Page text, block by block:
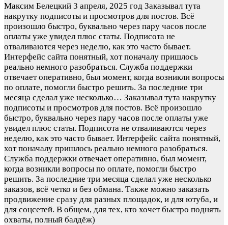
Максим Белецкий 3 апреля, 2025 год Заказывал тута
накрутку подписоты и просмотров для постов. Всё
произошло быстро, буквально через пару часов после
оплаты уже увидел плюс статы. Подписота не
отваливаются через неделю, как это часто бывает.
Интерфейс сайта понятный, хот поначалу пришлось
реально немного разобраться. Служба поддержки
отвечает оперативно, был момент, когда возникли вопросы
по оплате, помогли быстро решить. За последние три
месяца сделал уже несколько… Заказывал тута накрутку
подписоты и просмотров для постов. Всё произошло
быстро, буквально через пару часов после оплаты уже
увидел плюс статы. Подписота не отваливаются через
неделю, как это часто бывает. Интерфейс сайта понятный,
хот поначалу пришлось реально немного разобраться.
Служба поддержки отвечает оперативно, был момент,
когда возникли вопросы по оплате, помогли быстро
решить. За последние три месяца сделал уже несколько
заказов, всё четко и без обмана. Также можно заказать
продвижение сразу для разных площадок, и для ютуба, и
для соцсетей. В общем, для тех, кто хочет быстро поднять
охваты, полный балдёж)